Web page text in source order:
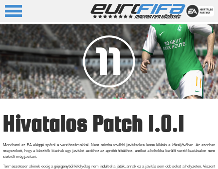
Hivatalos Patch 1.0.1
Mondhatni az EA eléggé spórol a verziószámokkal. Nem mintha további javításokra lenne kilátás a közeljövőben. Az azonban
megszokott, hogy a készítők kiadnak egy javítást azokhoz az apróbb hibákhoz, amiket a boltokba kerülő verzió leadásakor nem
siekrült még javítani.
Természetesen akinek eddig a gépigényből kifolyólag nem indult el a játék, annak ez a javítás sem dob sokat a helyzeten. Viszont